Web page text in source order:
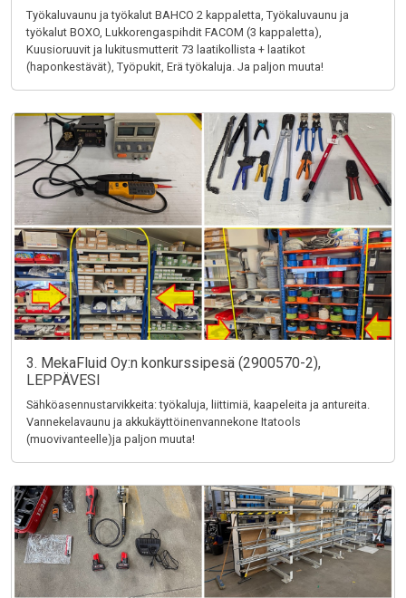
Työkaluvaunu ja työkalut BAHCO 2 kappaletta, Työkaluvaunu ja
työkalut BOXO, Lukkorengaspihdit FACOM (3 kappaletta),
Kuusioruuvit ja lukitusmutterit 73 laatikollista + laatikot
(haponkestävät), Työpukit, Erä työkaluja. Ja paljon muuta!
3. MekaFluid Oy:n konkurssipesä (2900570-2),
LEPPÄVESI
Sähköasennustarvikkeita: työkaluja, liittimiä, kaapeleita ja antureita.
Vannekelavaunu ja akkukäyttöinenvannekone Itatools
(muovivanteelle)ja paljon muuta!